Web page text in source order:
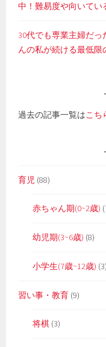
中！難易度や向いてい
30代でも専業主婦だ
んの私が続ける最低限
過去の記事一覧はこち
育児 (88)
赤ちゃん期(0~2歳)
幼児期(3~6歳) (8)
小学生(7歳~12歳) (3)
習い事・教育 (9)
将棋 (3)